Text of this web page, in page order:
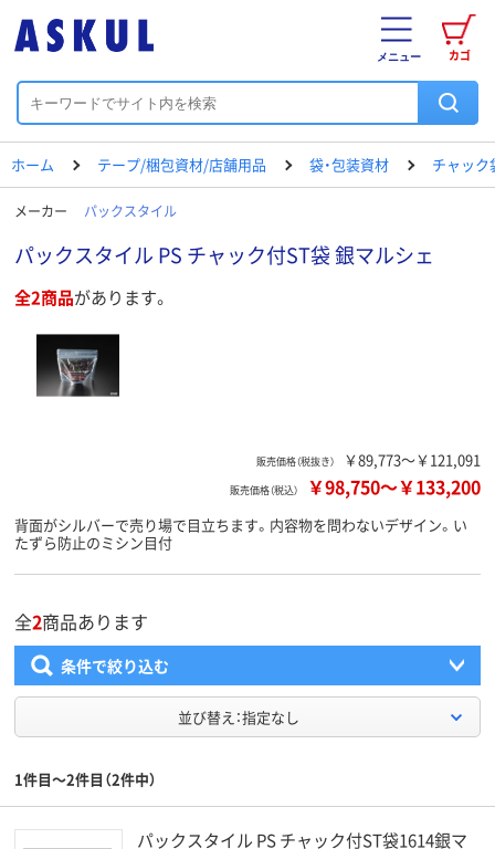
カゴ
メニュー
ホーム テープ/梱包資材/店舗用品 袋・包装資材 チャック
メーカー パックスタイル
パックスタイル PS チャック付ST袋 銀マルシェ
全2商品があります。
販売価格（税抜き） ￥89,773～￥121,091
販売価格（税込） ￥98,750～￥133,200
背面がシルバーで売り場で目立ちます。内容物を問わないデザイン。い
たずら防止のミシン目付
全2商品あります
条件で絞り込む
並び替え：指定なし
1件目～2件目（2件中）
パックスタイル PS チャック付ST袋1614銀マ